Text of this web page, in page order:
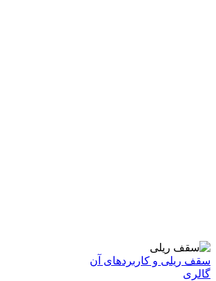
سقف ریلی و کاربردهای آن
گالری